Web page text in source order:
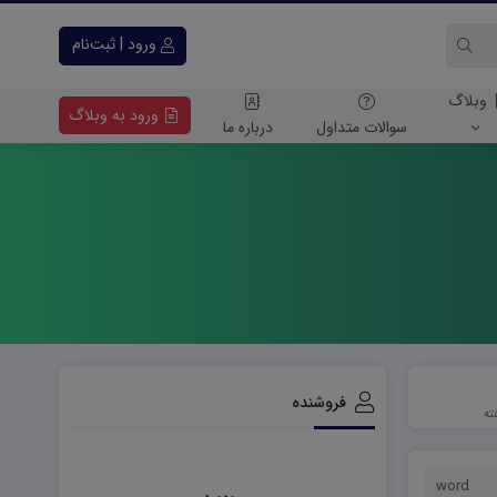
ورود | ثبت‌نام
وبلاگ
سوالات متداول درباره ما
ورود به وبلاگ
word
فروشنده